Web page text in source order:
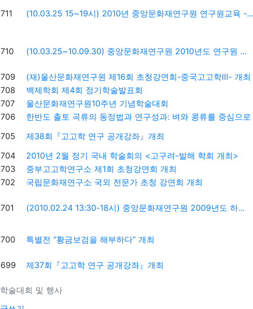
학술대회 및 행사
711 (10.03.25 15~19시) 2010년 중앙문화재연구원 연구원교육 -...
710 (10.03.25~10.09.30) 중앙문화재연구원 2010년도 연구원 ...
709 (재)울산문화재연구원 제16회 초청강연회-중국고고학Ⅲ- 개최
708
백제학회 제4회 정기학술발표회
707
울산문화재연구원10주년 기념학술대회
706
한반도 출토 곡류의 동정법과 연구성과: 벼와 콩류를 중심으로
705
제38회『고고학 연구 공개강좌』개최
704
2010년 2월 정기 국내 학술회의 <고구려-발해 학회 개최>
703
중부고고학연구소 제1회 초청강연회 개최
702
국립문화재연구소 국외 전문가 초청 강연회 개최
701 (2010.02.24 13:30-18시) 중앙문화재연구원 2009년도 하...
700 특별전 “황금보검을 해부하다” 개최
699 제37회『고고학 연구 공개강좌』개최